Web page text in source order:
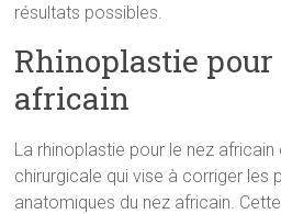
résultats possibles.
Rhinoplastie pour
africain
La rhinoplastie pour le nez africain
chirurgicale qui vise à corriger les
anatomiques du nez africain.